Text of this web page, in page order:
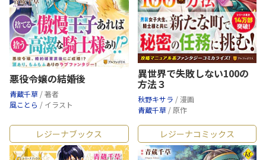
悪役令嬢の結婚後
青蔵千草 / 著者
風ことら / イラスト
異世界で失敗しない100の
方法３
秋野キサラ / 漫画
青蔵千草 / 原作
レジーナブックス レジーナコミックス